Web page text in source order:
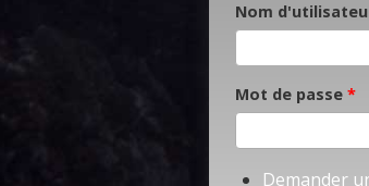
Nom
Mot de passe *
Demander